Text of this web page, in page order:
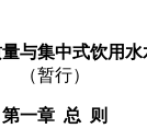
与集中式饮用
（暂行）
第一章 总 则